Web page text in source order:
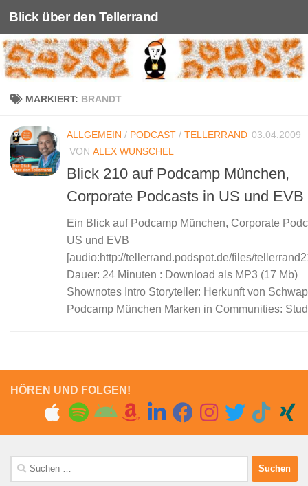
Unter dem Inhalt
Blick über den Tellerrand
MARKIERT: BRANDT
ALLGEMEIN / PODCAST / TELLERRAND 03.04.2009
VON ALEX WUNSCHEL
Blick 210 auf Podcamp München,
Corporate Podcasts in US und EVB
Ein Blick auf Podcamp München, Corporate
US und EVB
[audio:http://tellerrand.podspot.de/files/
Dauer: 24 Minuten : Download als MP3 (17 Mb)
Shownotes Intro Storyteller: Herkunft von
Podcamp München Marken in Communities:
HÖREN UND FOLGEN!
Suchen
nach: